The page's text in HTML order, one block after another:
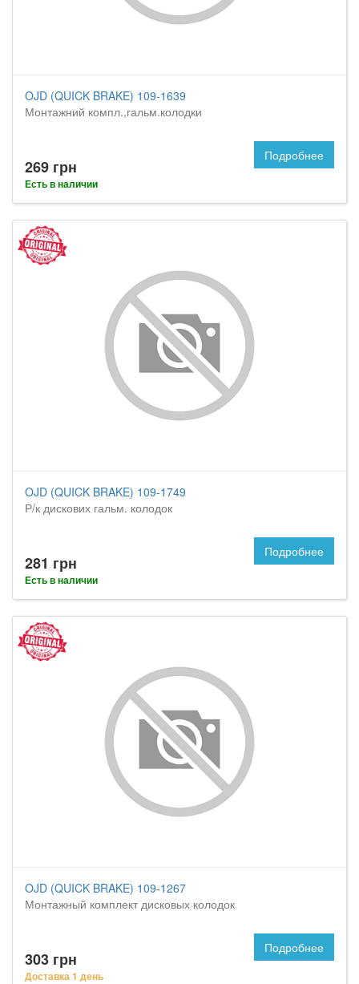
OJD (QUICK BRAKE) 109-1639
Монтажний компл.,гальм.колодки
269 грн
Есть в наличии
Подробнее
OJD (QUICK BRAKE) 109-1749
Р/к дискових гальм. колодок
281 грн
Есть в наличии
Подробнее
OJD (QUICK BRAKE) 109-1267
Монтажный комплект дисковых колодок
303 грн
Доставка 1 день
Подробнее